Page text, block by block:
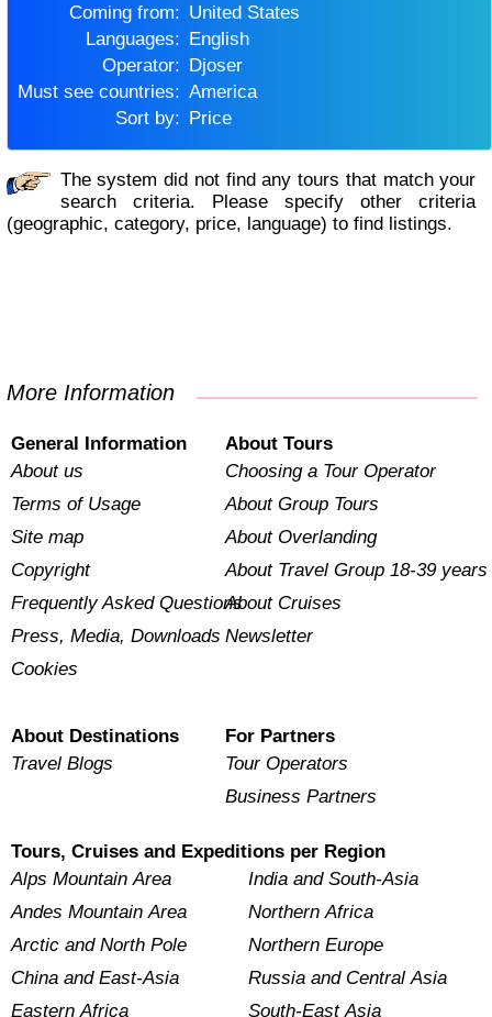
Coming from:
United States
Languages:
English
Operator:
Djoser
Must see countries:
America
Sort by:
Price
The system did not find any tours that match your
search criteria. Please specify other criteria
(geographic, category, price, language) to find listings.
More Information
General Information
About us
Terms of Usage
Site map
Copyright
Frequently Asked Questions
Press, Media, Downloads
Cookies
About Tours
Choosing a Tour Operator
About Group Tours
About Overlanding
About Travel Group 18-39 years
About Cruises
Newsletter
About Destinations
Travel Blogs
For Partners
Tour Operators
Business Partners
Tours, Cruises and Expeditions per Region
Alps Mountain Area
Andes Mountain Area
Arctic and North Pole
China and East-Asia
Eastern Africa
India and South-Asia
Northern Africa
Northern Europe
Russia and Central Asia
South-East Asia